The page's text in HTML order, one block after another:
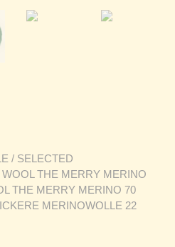
/ SELECTED
THE MERRY MERINO
THE MERRY MERINO 70
MERINOWOLLE 22